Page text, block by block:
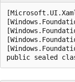
public sealed